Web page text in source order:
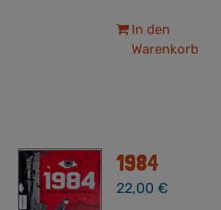
In den
Warenkorb
1984
22,00€